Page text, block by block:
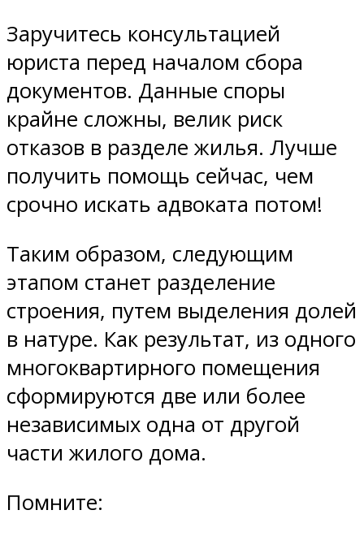
Заручитесь консультацией
юриста перед началом сбора
документов. Данные споры
крайне сложны, велик риск
отказов в разделе жилья. Лучше
получить помощь сейчас, чем
срочно искать адвоката потом!
Таким образом, следующим
этапом станет разделение
строения, путем выделения долей
в натуре. Как результат, из одного
многоквартирного помещения
сформируются две или более
независимых одна от другой
части жилого дома.
Помните: